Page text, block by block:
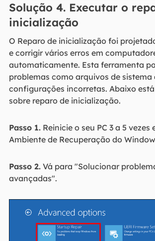
Solução 4. Executar o
inicialização
O Reparo de inicialização foi
e corrigir vários erros em
automaticamente. Esta ferramenta
problemas como arquivos de sistema
configurações incorretas. Abaixo
sobre reparo de inicialização.
Passo 1.Reinicie o seu PC 3 a 5 vezes
Ambiente de Recuperação do
Passo 2.Vá para "Solucionar
avançadas".